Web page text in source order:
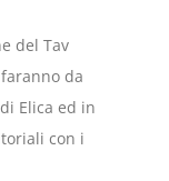
del Tav
da
Elica ed in
con i